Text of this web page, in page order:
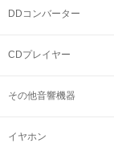
DDコンバーター
CDプレイヤー
その他音響機器
イヤホン